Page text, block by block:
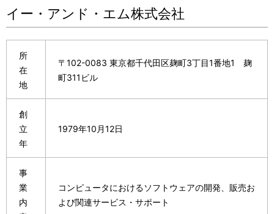
イー・アンド・エム株式会社
所
在
地
〒102-0083 東京都千代田区麹町3丁目1番地1 麹
町311ビル
創
立
年
1979年10月12日
事
業
内
コンピュータにおけるソフトウェアの開発、販売お
よび関連サービス・サポート